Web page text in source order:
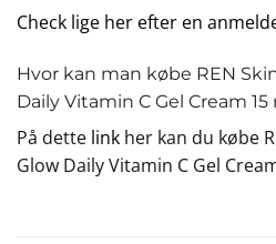
Check lige her efter en
Hvor kan man købe REN
Daily Vitamin C Gel Cream 15
På dette link her kan du købe
Glow Daily Vitamin C Gel